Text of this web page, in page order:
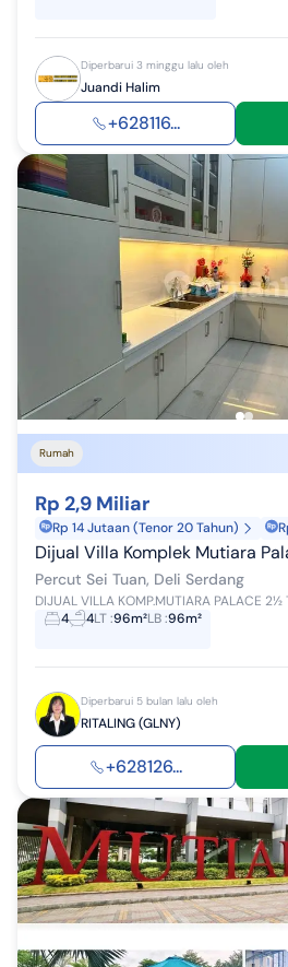
Diperbarui 3 minggu lalu oleh
Juandi Halim
+628116...
Rumah
Rp 2,9 Miliar
Rp 14 Jutaan (Tenor 20 Tahun)
Dijual Villa Komplek Mutiara
Percut Sei Tuan, Deli Serdang
4
4LT:96m²LB:96m²
Diperbarui 5 bulan lalu oleh
RITALING (GLNY)
+628126...